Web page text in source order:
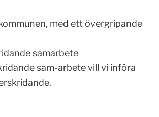
med ett övergripande
samarbete
sam-arbete vill vi införa